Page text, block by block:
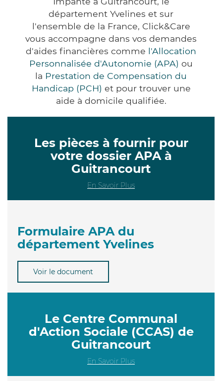
département Yvelines et sur
l'ensemble de la France, Click&Care
vous accompagne dans vos demandes
d'aides financières comme l'Allocation
Personnalisée d'Autonomie (APA) ou
la Prestation de Compensation du
Handicap (PCH) et pour trouver une
aide à domicile qualifiée.
Les pièces à fournir pour
votre dossier APA à
Guitrancourt
En Savoir Plus
Formulaire APA du
département Yvelines
Voir le document
Le Centre Communal
d'Action Sociale (CCAS) de
Guitrancourt
En Savoir Plus